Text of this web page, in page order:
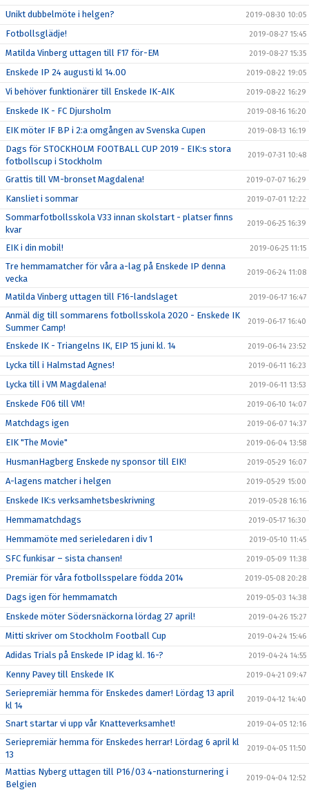
Unikt dubbelmöte i helgen? 2019-08-30 10:05
Fotbollsglädje! 2019-08-27 15:45
Matilda Vinberg uttagen till F17 för-EM 2019-08-27 15:35
Enskede IP 24 augusti kl 14.00 2019-08-22 19:05
Vi behöver funktionärer till Enskede IK-AIK 2019-08-22 16:29
Enskede IK - FC Djursholm 2019-08-16 16:20
EIK möter IF BP i 2:a omgången av Svenska Cupen 2019-08-13 16:19
Dags för STOCKHOLM FOOTBALL CUP 2019 - EIK:s stora
fotbollscup i Stockholm
2019-07-31 10:48
Grattis till VM-bronset Magdalena! 2019-07-07 16:29
Kansliet i sommar 2019-07-01 12:22
Sommarfotbollsskola V33 innan skolstart - platser finns
kvar
2019-06-25 16:39
EIK i din mobil! 2019-06-25 11:15
Tre hemmamatcher för våra a-lag på Enskede IP denna
vecka
2019-06-24 11:08
Matilda Vinberg uttagen till F16-landslaget 2019-06-17 16:47
Anmäl dig till sommarens fotbollsskola 2020 - Enskede IK
Summer Camp!
2019-06-17 16:40
Enskede IK - Triangelns IK, EIP 15 juni kl. 14 2019-06-14 23:52
Lycka till i Halmstad Agnes! 2019-06-11 16:23
Lycka till i VM Magdalena! 2019-06-11 13:53
Enskede F06 till VM! 2019-06-10 14:07
Matchdags igen 2019-06-07 14:37
EIK "The Movie" 2019-06-04 13:58
HusmanHagberg Enskede ny sponsor till EIK! 2019-05-29 16:07
A-lagens matcher i helgen 2019-05-29 15:00
Enskede IK:s verksamhetsbeskrivning 2019-05-28 16:16
Hemmamatchdags 2019-05-17 16:30
Hemmamöte med serieledaren i div 1 2019-05-10 11:45
SFC funkisar – sista chansen! 2019-05-09 11:38
Premiär för våra fotbollsspelare födda 2014 2019-05-08 20:28
Dags igen för hemmamatch 2019-05-03 14:38
Enskede möter Södersnäckorna lördag 27 april! 2019-04-26 15:27
Mitti skriver om Stockholm Football Cup 2019-04-24 15:46
Adidas Trials på Enskede IP idag kl. 16-? 2019-04-24 14:55
Kenny Pavey till Enskede IK 2019-04-21 09:47
Seriepremiär hemma för Enskedes damer! Lördag 13 april
kl 14
2019-04-12 14:40
Snart startar vi upp vår Knatteverksamhet! 2019-04-05 12:16
Seriepremiär hemma för Enskedes herrar! Lördag 6 april kl
13
2019-04-05 11:50
Mattias Nyberg uttagen till P16/03 4-nationsturnering i
Belgien
2019-04-04 12:52